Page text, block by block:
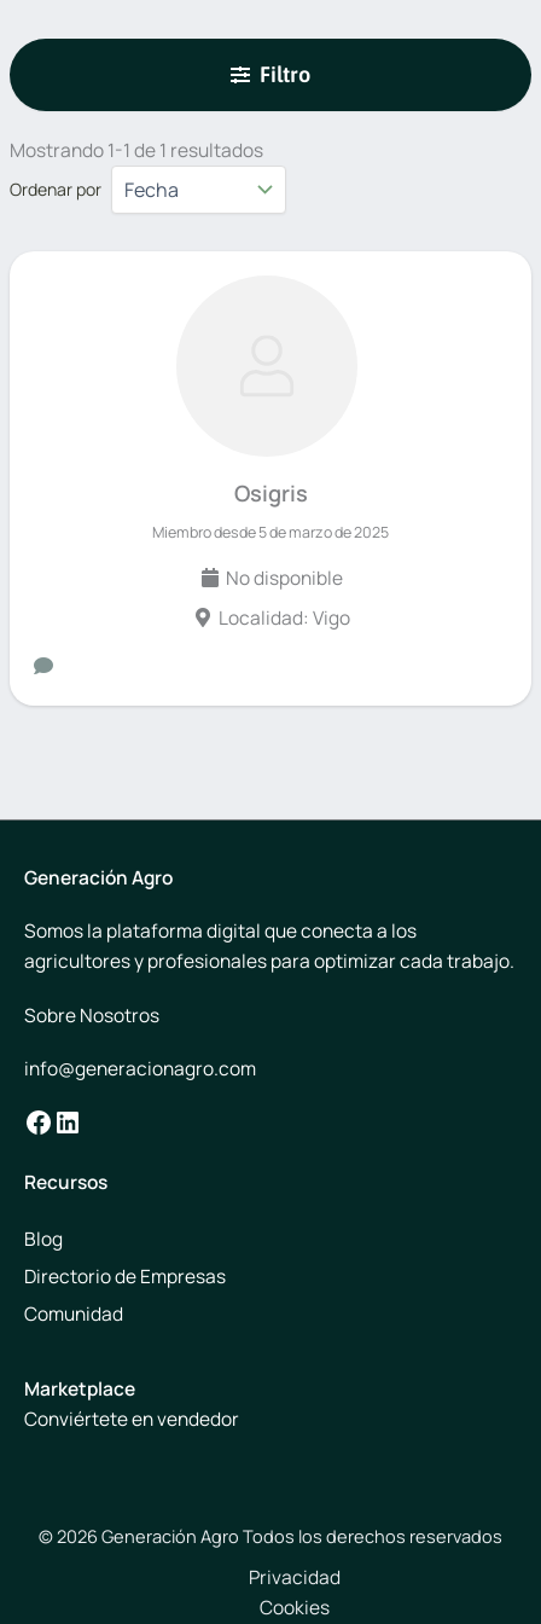
Filtro
Mostrando 1-1 de 1 resultados
Ordenar por
Osigris
Miembro desde 5 de marzo de 2025
No disponible
Localidad: Vigo
Generación Agro
Somos la plataforma digital que conecta a los
agricultores y profesionales para optimizar cada trabajo.
Sobre Nosotros
info@generacionagro.com
Facebook
LinkedIn
Recursos
Blog
Directorio de Empresas
Comunidad
Marketplace
Conviértete en vendedor
© 2026 Generación Agro Todos los derechos reservados
Privacidad
Cookies